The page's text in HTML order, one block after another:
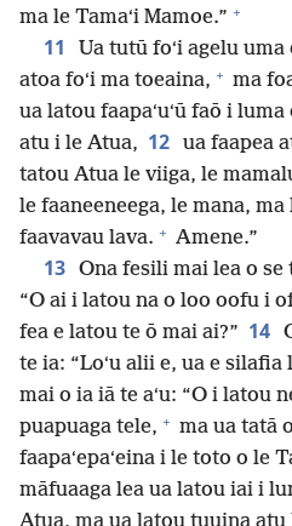
ma le Tamaʻi Mamoe.” +
11
Ua tutū foʻi agelu
atoa foʻi ma toeaina, + ma
ua latou faapaʻuʻū faō i
atu i le Atua, 12 ua faapea
tatou Atua le viiga, le
le faaneeneega, le mana,
faavavau lava. + Amene.”
13 Ona fesili mai lea o se
“O ai i latou na o loo oofu i
fea e latou te ō mai ai?” 14
te ia: “Loʻu alii e, ua e silafia
mai o ia iā te aʻu: “O i latou
puapuaga tele, + ma ua tatā
faapaʻepaʻeina i le toto o le
māfuaaga lea ua latou iai i